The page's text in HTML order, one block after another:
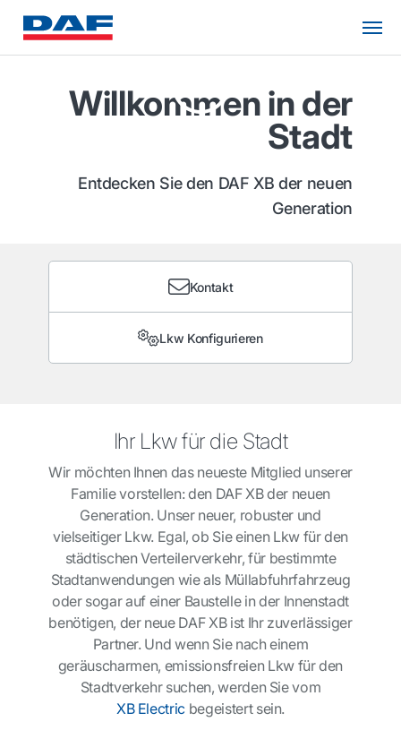
Willkommen in der
Stadt
Entdecken Sie den DAF XB der neuen
Generation
Kontakt
Lkw Konfigurieren
Ihr Lkw für die Stadt
Wir möchten Ihnen das neueste Mitglied unserer
Familie vorstellen: den DAF XB der neuen
Generation. Unser neuer, robuster und
vielseitiger Lkw. Egal, ob Sie einen Lkw für den
städtischen Verteilerverkehr, für bestimmte
Stadtanwendungen wie als Müllabfuhrfahrzeug
oder sogar auf einer Baustelle in der Innenstadt
benötigen, der neue DAF XB ist Ihr zuverlässiger
Partner. Und wenn Sie nach einem
geräuscharmen, emissionsfreien Lkw für den
Stadtverkehr suchen, werden Sie vom
XB Electric begeistert sein.